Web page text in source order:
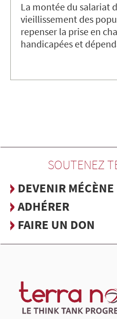
La montée du salariat
vieillissement des
repenser la prise en
handicapées et
SOUTENEZ
DEVENIR MÉCÈNE
ADHÉRER
FAIRE UN DON